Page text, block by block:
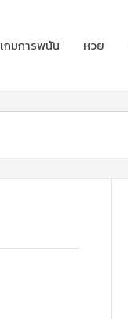
เกมการพนัน หวย